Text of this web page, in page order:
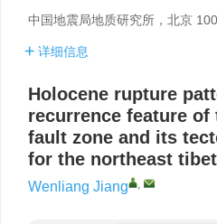
中国地震局地质研究所，北京
详细信息
Holocene rupture
recurrence feature
fault zone and its
for the northeast
Wenliang Jiang ,